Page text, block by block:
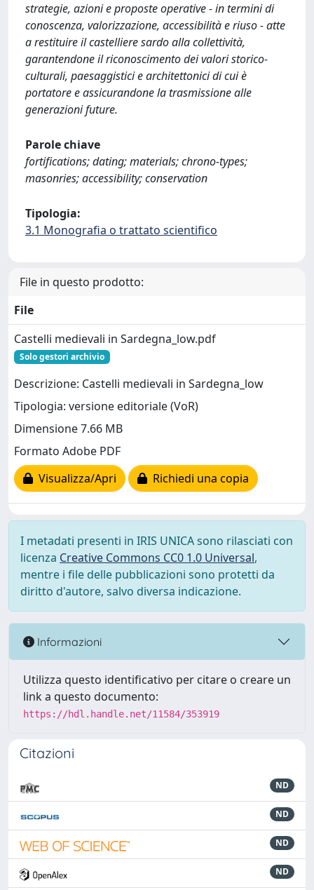
strategie, azioni e proposte operative - in termini di
conoscenza, valorizzazione, accessibilità e riuso - atte
a restituire il castelliere sardo alla collettività,
garantendone il riconoscimento dei valori storico-
culturali, paesaggistici e architettonici di cui è
portatore e assicurandone la trasmissione alle
generazioni future.
Parole chiave
fortifications; dating; materials; chrono-types;
masonries; accessibility; conservation
Tipologia:
3.1 Monografia o trattato scientifico
File in questo prodotto:
File
Castelli medievali in Sardegna_low.pdf
Solo gestori archivio
Descrizione: Castelli medievali in Sardegna_low
Tipologia: versione editoriale (VoR)
Dimensione 7.66 MB
Formato Adobe PDF
Visualizza/Apri
Richiedi una copia
I metadati presenti in IRIS UNICA sono rilasciati con
licenza Creative Commons CC0 1.0 Universal,
mentre i file delle pubblicazioni sono protetti da
diritto d'autore, salvo diversa indicazione.
Informazioni
Utilizza questo identificativo per citare o creare un
link a questo documento:
https://hdl.handle.net/11584/353919
Citazioni
ND
ND
ND
ND